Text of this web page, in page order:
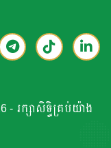
- រក្សាសិទ្ធិគ្រប់យ៉ាង